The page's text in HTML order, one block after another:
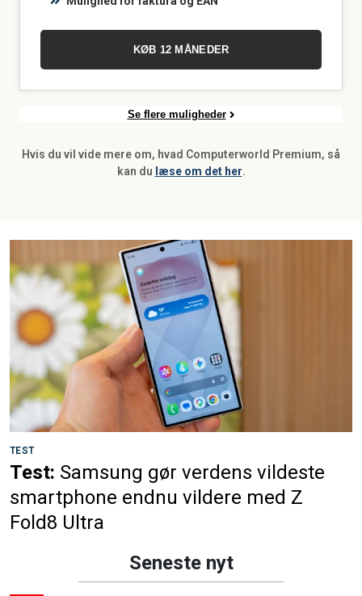
KØB 12 MÅNEDER
Se flere muligheder
Hvis du vil vide mere om, hvad Computerworld Premium, så
kan du læse om det her.
TEST
Test: Samsung gør verdens vildeste
smartphone endnu vildere med Z
Fold8 Ultra
Seneste nyt